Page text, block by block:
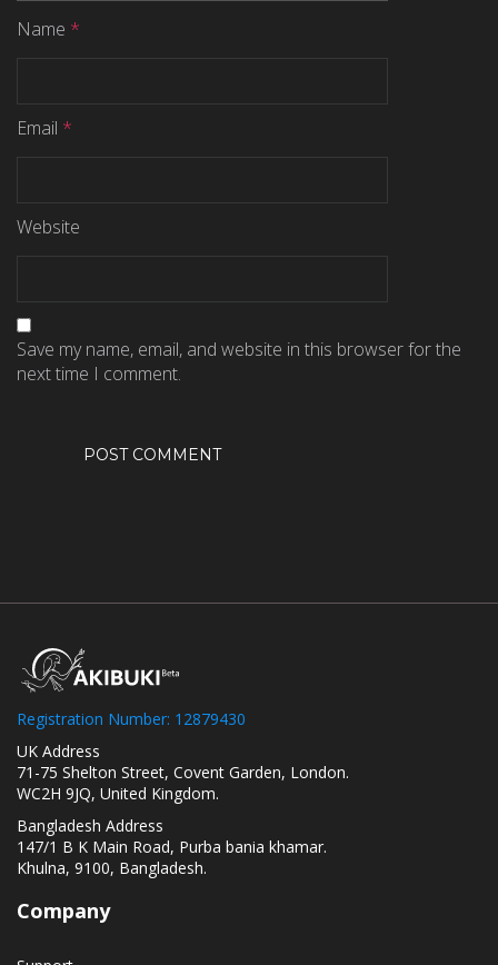
Name *
Email *
Website
Save my name, email, and website in this browser for the
next time I comment.
Registration Number: 12879430
UK Address
71-75 Shelton Street, Covent Garden, London.
WC2H 9JQ, United Kingdom.
Bangladesh Address
147/1 B K Main Road, Purba bania khamar.
Khulna, 9100, Bangladesh.
Company